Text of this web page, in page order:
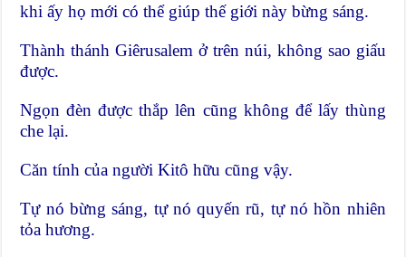
khi ấy họ mới có thể giúp thế giới này bừng sáng.
Thành thánh Giêrusalem ở trên núi, không sao giấu
được.
Ngọn đèn được thắp lên cũng không để lấy thùng
che lại.
Căn tính của người Kitô hữu cũng vậy.
Tự nó bừng sáng, tự nó quyến rũ, tự nó hồn nhiên
tỏa hương.